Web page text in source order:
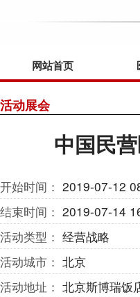
网站首页
活动展会
中国民
开始时间： 2019-07-12
结束时间： 2019-07-14
活动类型： 经营战略
活动城市： 北京
活动地址： 北京斯博瑞饭